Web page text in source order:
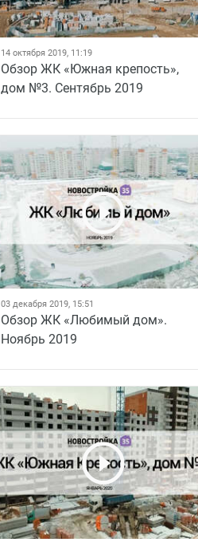
14 октября 2019, 11:19
Обзор ЖК «Южная крепость»,
дом №3. Сентябрь 2019
03 декабря 2019, 15:51
Обзор ЖК «Любимый дом».
Ноябрь 2019